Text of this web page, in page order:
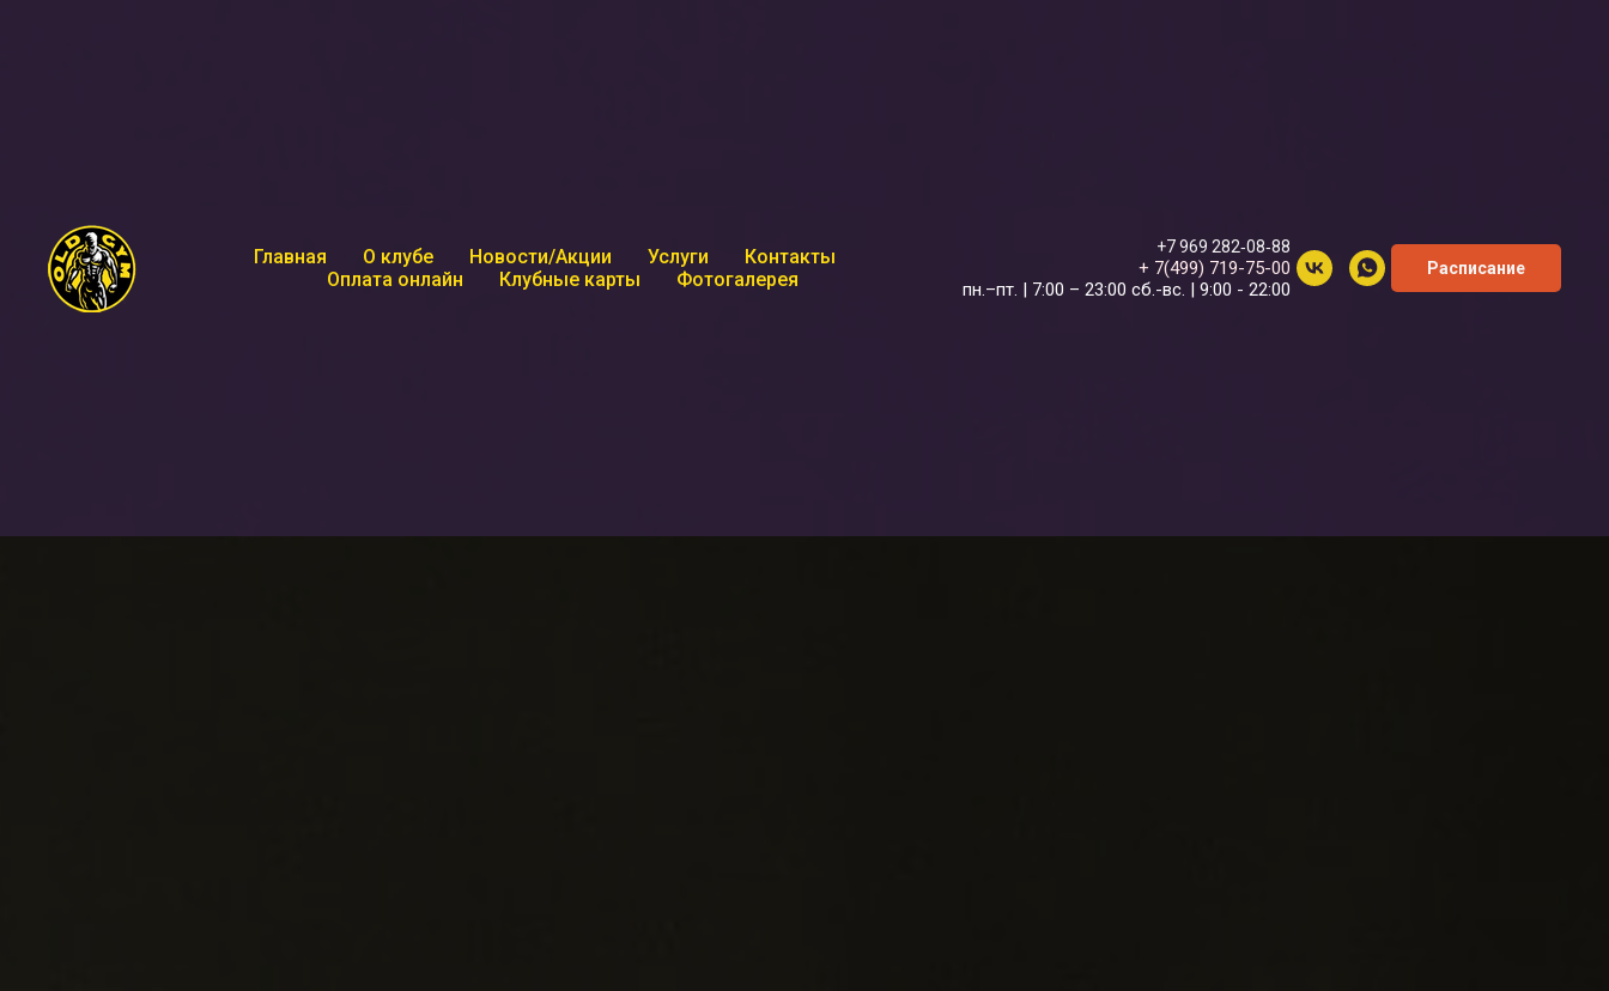
Главная О клубе Новости/Акции Услуги
Контакты
Оплата онлайн
Клубные карты Фотогалерея
+7 969 282‑08‑88
+ 7(499) 719-75-00
пн.–пт. | 7:00 – 23:00 сб.-вс. | 9:00 - 22:00
Расписание